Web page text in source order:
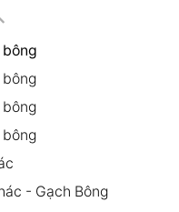
- Gạch Bông